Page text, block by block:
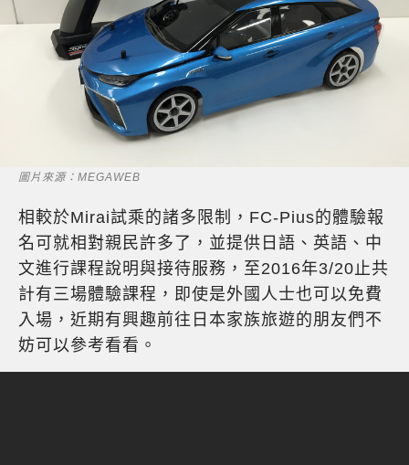
圖片來源：MEGAWEB
相較於Mirai試乘的諸多限制，FC-Pius的體驗報
名可就相對親民許多了，並提供日語、英語、中
文進行課程說明與接待服務，至2016年3/20止共
計有三場體驗課程，即使是外國人士也可以免費
入場，近期有興趣前往日本家族旅遊的朋友們不
妨可以參考看看。